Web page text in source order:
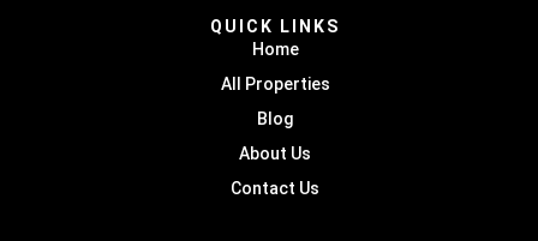
QUICK LINKS
Home
All Properties
Blog
About Us
Contact Us